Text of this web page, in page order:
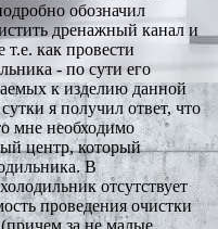
обозначил
дренажный канал и
т.е. как провести
- по сути его
к изделию данной
я получил ответ, что
мне необходимо
центр, который
В
отсутствует
проведения очистки
за не малые